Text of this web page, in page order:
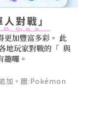
加。圖:Pokémon